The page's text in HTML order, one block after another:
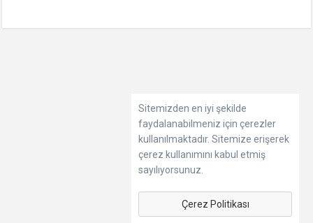
Sitemizden en iyi şekilde
faydalanabilmeniz için çerezler
kullanılmaktadır. Sitemize erişerek
çerez kullanımını kabul etmiş
sayılıyorsunuz.
Çerez Politikası